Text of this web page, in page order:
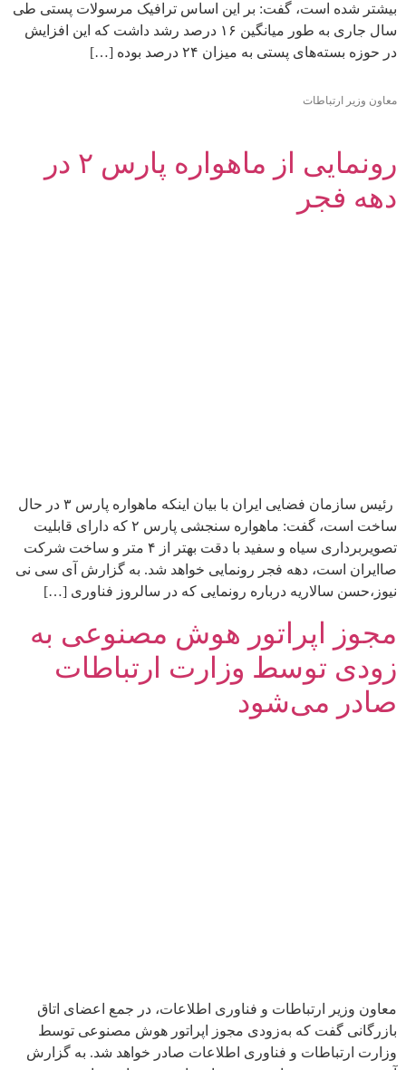
بیشتر شده است، گفت: بر این اساس ترافیک مرسولات پستی طی
سال جاری به طور میانگین ۱۶ درصد رشد داشت که این افزایش
در حوزه بسته‌های پستی به میزان ۲۴ درصد بوده […]
معاون وزیر ارتباطات
رونمایی از ماهواره پارس ۲ در
دهه فجر
رئیس سازمان فضایی ایران با بیان اینکه ماهواره پارس ۳ در حال
ساخت است، گفت: ماهواره سنجشی پارس ۲ که دارای قابلیت
تصویربرداری سیاه و سفید با دقت بهتر از ۴ متر و ساخت شرکت
صاایران است، دهه فجر رونمایی خواهد شد. به گزارش آی سی نی
نیوز،حسن سالاریه درباره رونمایی که در سالروز فناوری […]
مجوز اپراتور هوش مصنوعی به
زودی توسط وزارت ارتباطات
صادر می‌شود
معاون وزیر ارتباطات و فناوری اطلاعات، در جمع اعضای اتاق
بازرگانی گفت که به‌زودی مجوز اپراتور هوش مصنوعی توسط
وزارت ارتباطات و فناوری اطلاعات صادر خواهد شد. به گزارش